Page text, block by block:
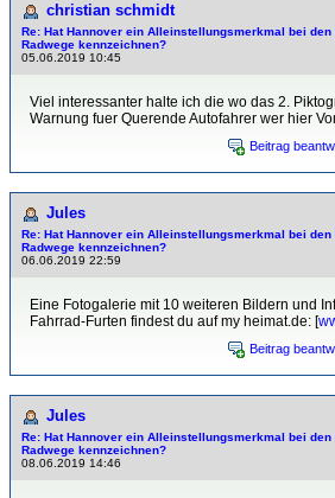
christian schmidt
Re: Hat Hannover ein Alleinstellungsmerkmal bei
Radwege kennzeichnen?
05.06.2019 10:45
Viel interessanter halte ich die wo das 2.
Warnung fuer Querende Autofahrer wer hier
Beitrag
Jules
Re: Hat Hannover ein Alleinstellungsmerkmal bei
Radwege kennzeichnen?
06.06.2019 22:59
Eine Fotogalerie mit 10 weiteren Bildern und
Fahrrad-Furten findest du auf my heimat.de: [
Beitrag
Jules
Re: Hat Hannover ein Alleinstellungsmerkmal bei
Radwege kennzeichnen?
08.06.2019 14:46